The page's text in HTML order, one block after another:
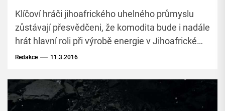
Klíčoví hráči jihoafrického uhelného průmyslu
zůstávají přesvědčeni, že komodita bude i nadále
hrát hlavní roli při výrobě energie v Jihoafrické
republice a ve světě, a to navzdory depresi na
uzavírání dolů.
Redakce 11.3.2016